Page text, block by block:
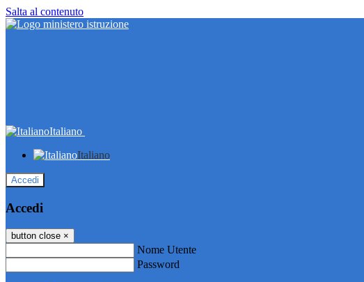
Salta al contenuto
Italiano
Italiano
Accedi
Accedi
button close ×
Nome Utente
Password